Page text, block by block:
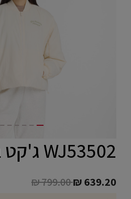
WJ53502 ג'קט בומבר
Price reduced from
₪ 799.00to
₪ 639.20